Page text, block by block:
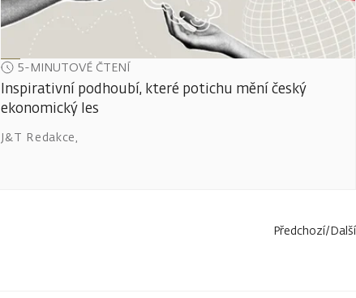
5-MINUTOVÉ ČTENÍ
Inspirativní podhoubí, které potichu mění český
ekonomický les
J&T Redakce,
Předchozí/Další